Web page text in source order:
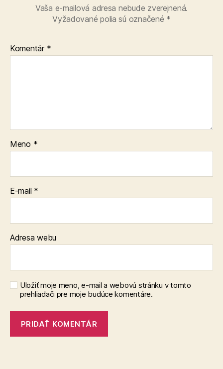
Vaša e-mailová adresa nebude zverejnená.
Vyžadované polia sú označené *
Komentár *
Meno *
E-mail *
Adresa webu
Uložiť moje meno, e-mail a webovú stránku v tomto
prehliadači pre moje budúce komentáre.